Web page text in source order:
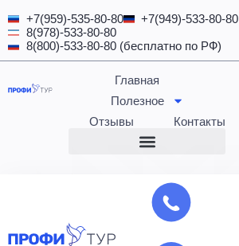
+7(959)-535-80-80
+7(949)-533-80-80
8(978)-533-80-80
8(800)-533-80-80 (бесплатно по РФ)
Главная
Полезное
Отзывы
Контакты